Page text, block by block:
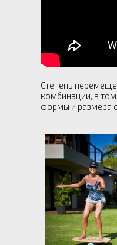
Степень
комбинации, в
формы и размера